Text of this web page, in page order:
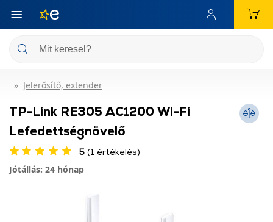
Jelerősítő, extender
TP-Link RE305 AC1200 Wi-Fi
Lefedettségnövelő
5 (1 értékelés)
Jótállás: 24 hónap